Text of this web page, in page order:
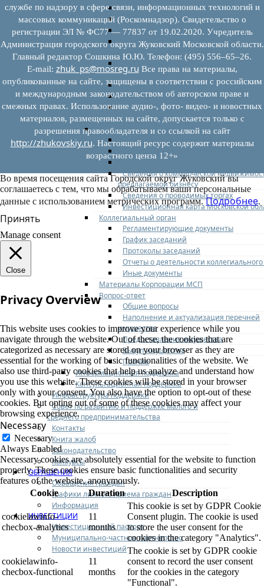
Федеральное законодательство
Региональное законодательство
Порядок формирования и ведения
Порядок предоставления имущества из
перечней
Нормативные правовые акты по
перечней
Административные регламенты
Программы по развитию МСП
Нормативные правовые акты по
мерам поддержки субъектов МСП
Имущество для бизнеса
Перечень имущества для МСП
Паспорта объектов, включенных в
Информация о льготах
Сведения о коммерческой
предлагаемой бизнесу
Сведения о проводимых торгах
Инвестиционная карта Московской
Коллегиальный орган
Регламентирующие документы
График заседаний
Протоколы заседаний
Отчеты о деятельности
Иные документы
Материалы Корпорации МСП
Вопрос-ответ
Общие вопросы
Наполнение и актуализация перечней
имущества
Предоставление имущества
Выкуп имущества
Прочие
Информационная поддержка
Консультационная поддержка
Инфраструктура поддержки
Совет по развитию и поддержке малого и
среднего предпринимательства
Контакты
Книга жалоб
Законодательство
Конкурсы
ОБРАЩЕНИЯ
Обращения граждан
Графики личного приема граждан
Информация
ИНВЕСТИЦИИ
Инвестиционный паспорт
Муниципально-частное партнерство
Новости инвестиций
службе по надзору в сфере связи, информационных технологий и
массовых коммуникаций (Роскомнадзор). Свидетельство о
регистрации ЭЛ № ФС77 — 77837 от 19.02.2020. Учредитель
Администрация городского округа Жуковский Московской области.
Главный редактор Сошкина Ю.Ю. Телефон: (495) 556–65–26.
E‑mail: zhuk_ps@mosreg.ru Все права на материалы,
опубликованные на сайте, защищены в соответствии с российским
и международным законодательством об авторском праве и
смежных правах. Использование аудио-, фото- видео- и новостных
материалов, размещенных на сайте, допускается только с
разрешения правообладателя и со ссылкой на сайт
http://zhukovskiy.ru. Настоящий ресурс содержит материалы
возрастного ценза 12+»
Во время посещения сайта Городской округ Жуковский вы
соглашаетесь с тем, что мы обрабатываем ваши персональные
данные с использованием метрических программ.Подробнее.
Принять
Manage consent
Close
Privacy Overview
This website uses cookies to improve your experience while you
navigate through the website. Out of these, the cookies that are
categorized as necessary are stored on your browser as they are
essential for the working of basic functionalities of the website. We
also use third-party cookies that help us analyze and understand how
you use this website. These cookies will be stored in your browser
only with your consent. You also have the option to opt-out of these
cookies. But opting out of some of these cookies may affect your
browsing experience.
Necessary
Necessary
Always Enabled
Necessary cookies are absolutely essential for the website to function
properly. These cookies ensure basic functionalities and security
features of the website, anonymously.
Cookie
Duration Description
cookielawinfo-
checbox-analytics
11
months
This cookie is set by GDPR Cookie
Consent plugin. The cookie is used
to store the user consent for the
cookies in the category "Analytics".
cookielawinfo-
checbox-functional
11
months
The cookie is set by GDPR cookie
consent to record the user consent
for the cookies in the category
"Functional".